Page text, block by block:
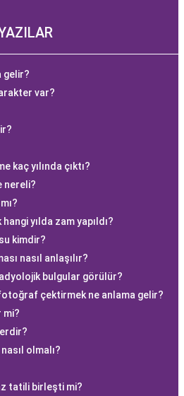
gelir?
var?
kaç yılında çıktı?
nereli?
yılda zam yapıldı?
kimdir?
nasıl anlaşılır?
bulgular görülür?
çektirmek ne anlama gelir?
mi?
olmalı?
tatili birleşti mi?